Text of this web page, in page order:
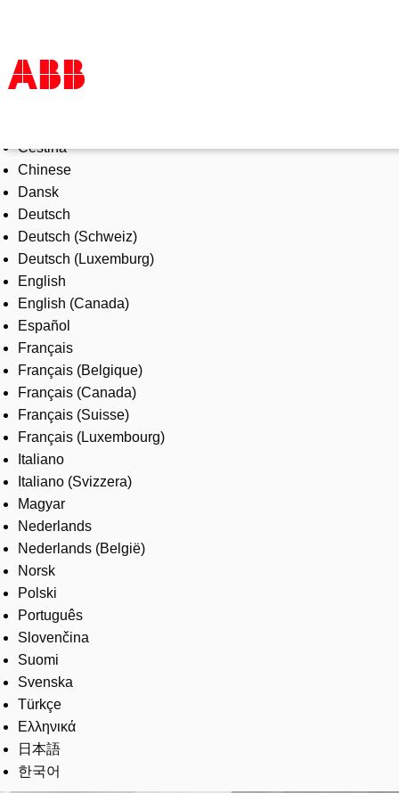
Products & Solutions
Industries
Services
About us
Where to buy
Contact us
Careers
Čeština
Chinese
Dansk
Deutsch
Deutsch (Schweiz)
Deutsch (Luxemburg)
English
English (Canada)
Español
Français
Français (Belgique)
Français (Canada)
Français (Suisse)
Français (Luxembourg)
Italiano
Italiano (Svizzera)
Magyar
Nederlands
Nederlands (België)
Norsk
Polski
Português
Slovenčina
Suomi
Svenska
Türkçe
Ελληνικά
日本語
한국어